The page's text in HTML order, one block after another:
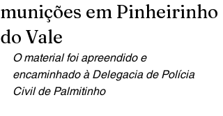
munições em Pinheirinho
do Vale
O material foi apreendido e
encaminhado à Delegacia de Polícia
Civil de Palmitinho